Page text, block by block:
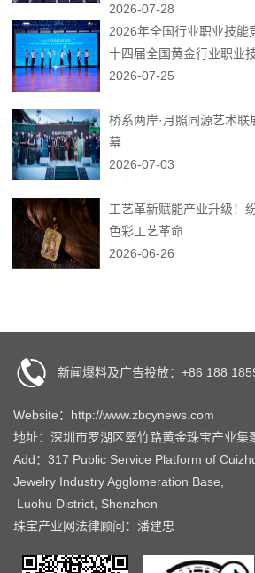
2026-07-28
2026年全国行业职业技
十四届全国黄金行业职业
2026-07-25
桥系两岸·月照同源艺术
幕
2026-07-03
工艺革新赋能产业升级！
色彩工艺革命
2026-06-26
新闻爆料及广告投放：+86 188
Website：http://www.zbcynews.com
地址：深圳市罗湖区翠竹路黄金珠宝产业集
Add：317 Public Service Platform of
Jewelry Industry Agglomeration Base,
Luohu District, Shenzhen
珠宝产业网法律顾问：潘建忠